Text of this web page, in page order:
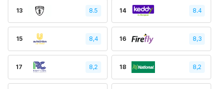
13 8.5 14 8.4
15 8,4 16 8,3
17 8,2 18 8,2